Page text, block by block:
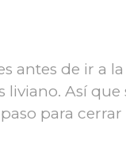
de ir a
Así
para